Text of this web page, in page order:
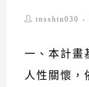
Posttnsshtn030
一、本計畫
人性關懷，